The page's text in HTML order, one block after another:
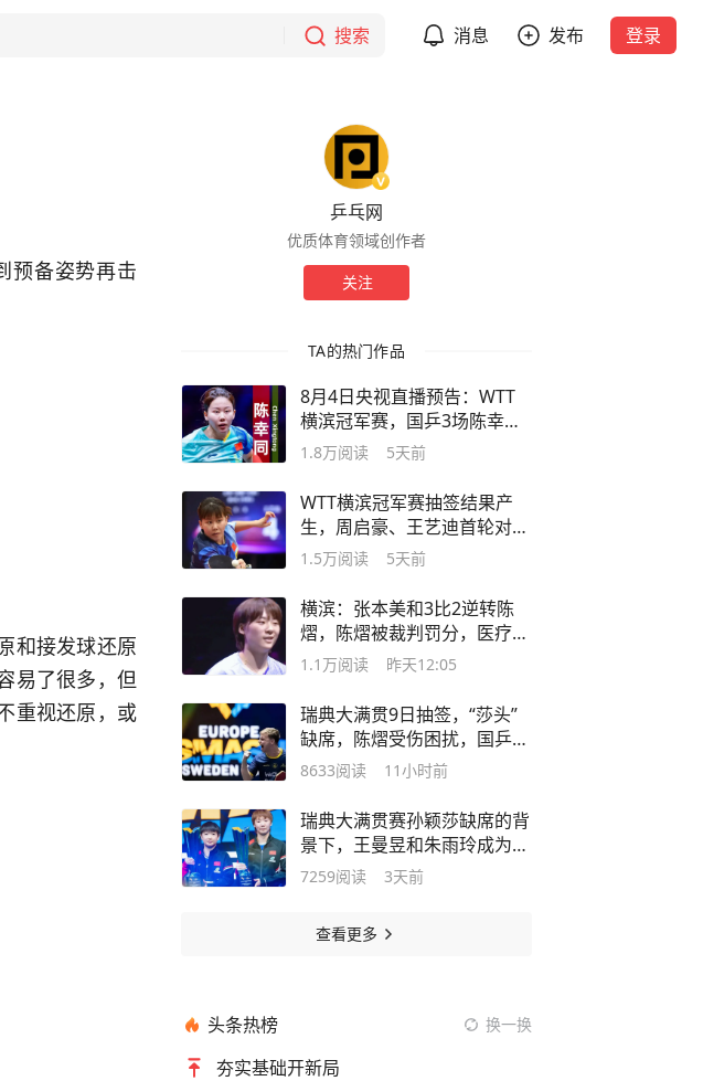
搜索 消息 发布 登录
预备姿势再击
和接发球还原
易了很多，但
重视还原，或
乒乓网
优质体育领域创作者
关注
TA的热门作品
8月4日央视直播预告：WTT
横滨冠军赛，国乒3场陈幸同
打头阵
1.8万阅读 5天前
WTT横滨冠军赛抽签结果产
生，周启豪、王艺迪首轮对阵
日本队员
1.5万阅读 5天前
横滨：张本美和3比2逆转陈
熠，陈熠被裁判罚分，医疗暂
停被驳回
1.1万阅读 昨天12:05
瑞典大满贯9日抽签，“莎头”
缺席，陈熠受伤困扰，国乒压
力增大
8633阅读 11小时前
瑞典大满贯赛孙颖莎缺席的背
景下，王曼昱和朱雨玲成为夺
冠大热门
7259阅读 3天前
查看更多
头条热榜 换一换
夯实基础开新局